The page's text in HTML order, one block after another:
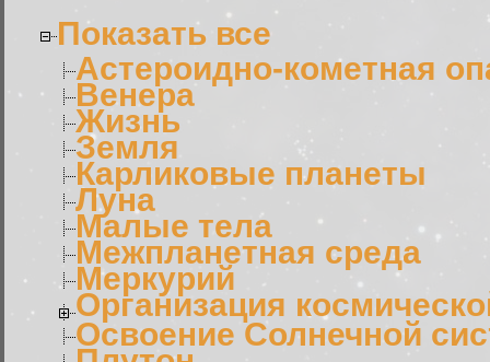
Показать все
Астероидно-кометная
Венера
Жизнь
Земля
Карликовые планеты
Луна
Малые тела
Межпланетная среда
Меркурий
Организация
Освоение Солнечной